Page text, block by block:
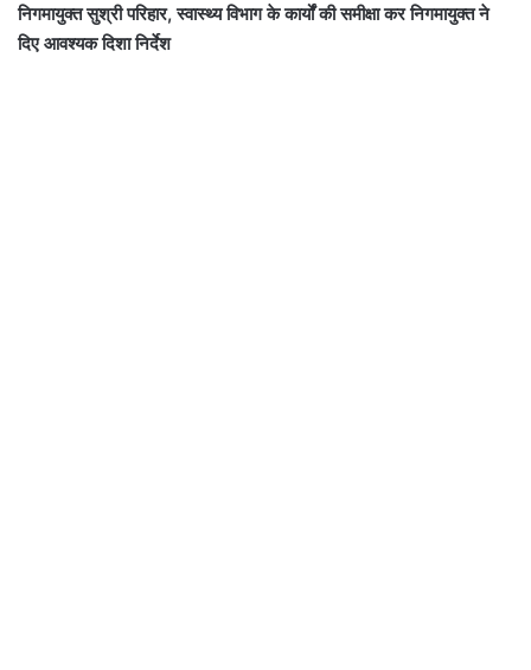
निगमायुक्त सुश्री परिहार, स्वास्थ्य विभाग के कार्यों की समीक्षा कर निगमायुक्त ने
दिए आवश्यक दिशा निर्देश